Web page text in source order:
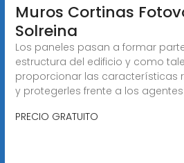
Muros Cortinas
Solreina
Los paneles pasan a formar
estructura del edificio y como
proporcionar las características
y protegerles frente a los agentes
PRECIO GRATUITO